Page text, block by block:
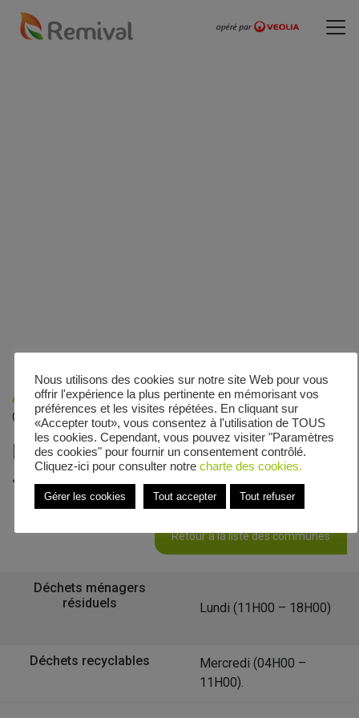
Accueil»Veolia - Zones de collecte»Rue Jacques
Chambrettes
Le calendrier de collecte de Rue
Jacques Chambrettes
Retour à la liste des communes
Déchets ménagers
résiduels
Lundi (11H00 – 18H00)
Déchets recyclables
Mercredi (04H00 –
11H00).
Nous utilisons des cookies sur notre site Web pour vous
offrir l'expérience la plus pertinente en mémorisant vos
préférences et les visites répétées. En cliquant sur
«Accepter tout», vous consentez à l'utilisation de TOUS
les cookies. Cependant, vous pouvez visiter "Paramètres
des cookies" pour fournir un consentement contrôlé.
Cliquez-ici pour consulter notre charte des cookies.
Gérer les cookies Tout accepter Tout refuser